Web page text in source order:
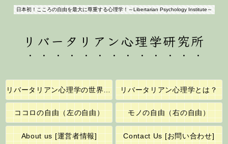
日本初！こころの自由を最大に尊重する心理学！～Libertarian Psychology Institute～
リバータリアン心理学研究所
リバータリアン心理学の世界へようこそ！ リバータリアン心理学とは？
ココロの自由（左の自由） モノの自由（右の自由）
About us [運営者情報] Contact Us [お問い合わせ]